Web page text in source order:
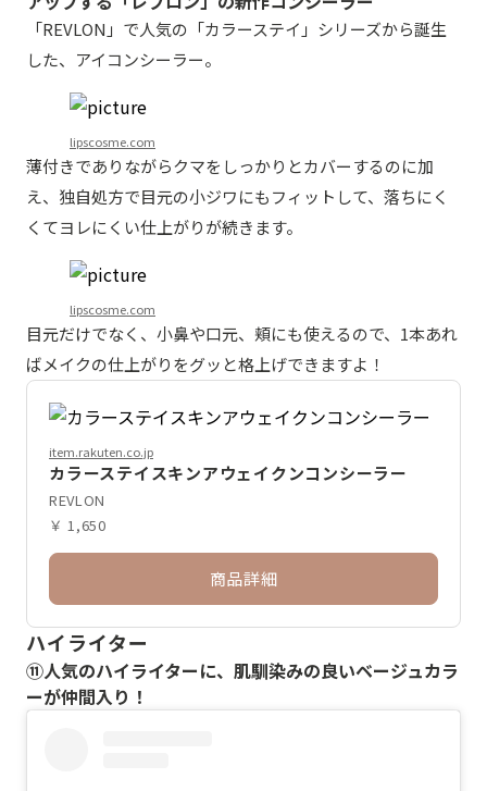
「REVLON」で人気の「カラーステイ」シリーズから誕生
した、アイコンシーラー。
lipscosme.com
薄付きでありながらクマをしっかりとカバーするのに加
え、独自処方で目元の小ジワにもフィットして、落ちにく
くてヨレにくい仕上がりが続きます。
lipscosme.com
目元だけでなく、小鼻や口元、頬にも使えるので、1本あれ
ばメイクの仕上がりをグッと格上げできますよ！
item.rakuten.co.jp
カラーステイスキンアウェイクンコンシーラー
REVLON
￥ 1,650
商品詳細
ハイライター
⑪人気のハイライターに、肌馴染みの良いベージュカラ
ーが仲間入り！